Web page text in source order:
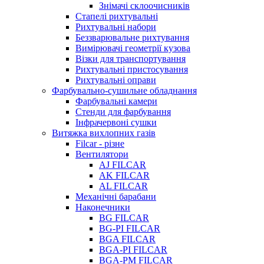
Знімачі склоочисників
Стапелі рихтувальні
Рихтувальні набори
Беззварювальне рихтування
Вимірювачі геометрії кузова
Візки для транспортування
Рихтувальні пристосування
Рихтувальні оправи
Фарбувально-сушильне обладнання
Фарбувальні камери
Стенди для фарбування
Інфрачервоні сушки
Витяжка вихлопних газів
Filcar - різне
Вентилятори
AJ FILCAR
AK FILCAR
AL FILCAR
Механічні барабани
Наконечники
BG FILCAR
BG-PI FILCAR
BGA FILCAR
BGA-PI FILCAR
BGA-PM FILCAR